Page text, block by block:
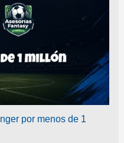
por menos de 1